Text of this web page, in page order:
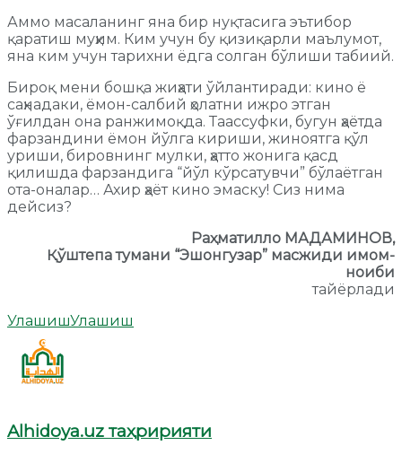
Аммо масаланинг яна бир нуқтасига эътибор
қаратиш муҳим. Ким учун бу қизиқарли маълумот,
яна ким учун тарихни ёдга солган бўлиши табиий.
Бироқ мени бошқа жиҳати ўйлантиради: кино ё
саҳнадаки, ёмон-салбий ҳолатни ижро этган
ўғилдан она ранжимоқда. Таассуфки, бугун ҳаётда
фарзандини ёмон йўлга кириши, жиноятга қўл
уриши, бировнинг мулки, ҳатто жонига қасд
қилишда фарзандига “йўл кўрсатувчи” бўлаётган
ота-оналар… Ахир ҳаёт кино эмаску! Сиз нима
дейсиз?
Раҳматилло МАДАМИНОВ,
Қўштепа тумани “Эшонгузар” масжиди имом-
ноиби
тайёрлади
УлашишУлашиш
Alhidoya.uz таҳририяти